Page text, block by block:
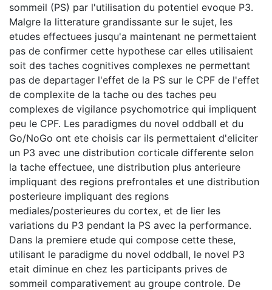
sommeil (PS) par l'utilisation du potentiel evoque P3.
Malgre la litterature grandissante sur le sujet, les
etudes effectuees jusqu'a maintenant ne permettaient
pas de confirmer cette hypothese car elles utilisaient
soit des taches cognitives complexes ne permettant
pas de departager l'effet de la PS sur le CPF de l'effet
de complexite de la tache ou des taches peu
complexes de vigilance psychomotrice qui impliquent
peu le CPF. Les paradigmes du novel oddball et du
Go/NoGo ont ete choisis car ils permettaient d'eliciter
un P3 avec une distribution corticale differente selon
la tache effectuee, une distribution plus anterieure
impliquant des regions prefrontales et une distribution
posterieure impliquant des regions
mediales/posterieures du cortex, et de lier les
variations du P3 pendant la PS avec la performance.
Dans la premiere etude qui compose cette these,
utilisant le paradigme du novel oddball, le novel P3
etait diminue en chez les participants prives de
sommeil comparativement au groupe controle. De